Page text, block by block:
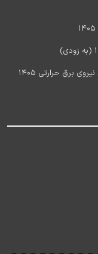
آخرین اخبار استخدام شرکت مادر تخصصی تولید نیروی برق حرارتی 1405